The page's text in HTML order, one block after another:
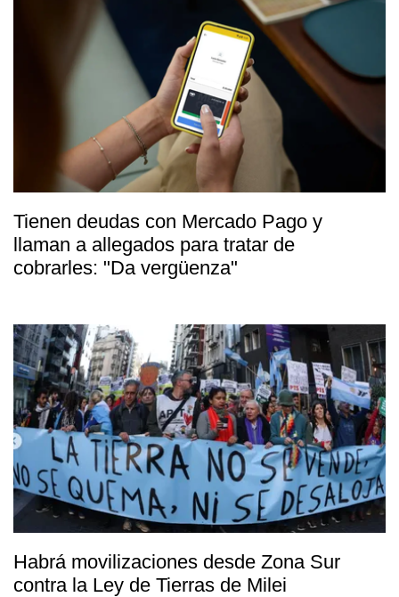
Tienen deudas con Mercado Pago y
llaman a allegados para tratar de
cobrarles: "Da vergüenza"
Habrá movilizaciones desde Zona Sur
contra la Ley de Tierras de Milei